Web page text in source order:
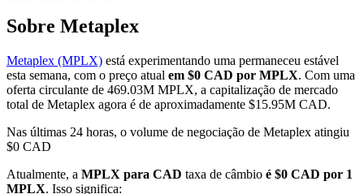
Futuros COIN-M
Futuros de criptomoeda
TradFi
Derivativos de ações, câmbio, metais preciosos e commodities
Sobre Metaplex
Metaplex (MPLX) está experimentando uma permaneceu estável
esta semana, com o preço atual em $0 CAD por MPLX. Com uma
oferta circulante de 469.03M MPLX, a capitalização de mercado
total de Metaplex agora é de aproximadamente $15.95M CAD.
Nas últimas 24 horas, o volume de negociação de Metaplex atingiu
$0 CAD
Atualmente, a MPLX para CAD taxa de câmbio é $0 CAD por 1
MPLX. Isso significa: